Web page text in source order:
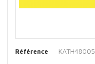
Référence KATH48005